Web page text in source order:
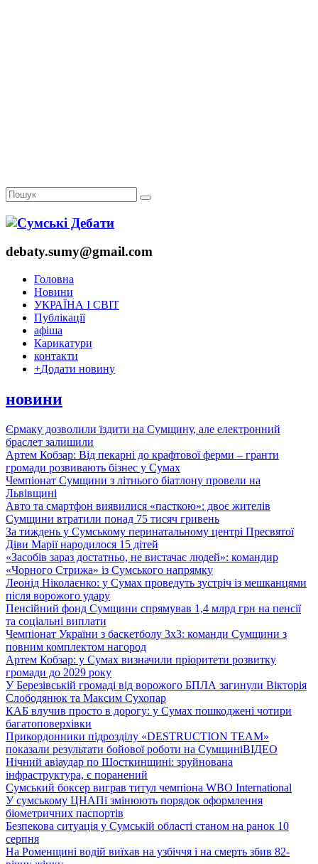
debaty.sumy@gmail.com
Головна
Новини
УКРАЇНА І СВІТ
Публікації
афіша
Карикатури
контакти
+Додати новину
новини
Єрмаку дозволили їздити на Сумщину, але електронний
браслет залишили
Артем Кобзар: Від пекарні до крафтової ферми – гранти
громади розвивають бізнес у Сумах
Чемпіонат Сумщини з літнього біатлону провели на
Львівщині
Авто та смартфон виявилися «пасткою»: двоє жителів
Сумщини втратили понад 75 тисяч гривень
За тиждень у Сумському перинатальному центрі Пресвятої
Діви Марії народилося 15 дітей
«Засобів зараз достатньо, не вистачає людей»: командир
«Чорного Стрижа» із Сумського напрямку
Леонід Ніколаєнко: у Сумах проведуть зустріч із мешканцями
після ворожого удару
Пенсійний фонд Сумщини спрямував 1,4 млрд грн на пенсії
та соціальні виплати
Чемпіонат України з баскетболу 3х3: команди Сумщини з
повним комплектом нагород
Артем Кобзар: у Сумах визначили пріоритети розвитку
громади до 2029 року
У Березівській громаді від ворожого БПЛА загинули Вікторія
Слободянюк та Максим Сухопар
КАБ влучив просто в дорогу: у Сумах пошкоджені чотири
багатоповерхівки
Прикордонники підрозділу «DESTRUCTION TEAM»
показали результати бойової роботи на СумщиніВІДЕО
Нічний авіаудар по Шосткинщині: зруйнована
інфраструктура, є поранений
Сумський боксер виграв титул чемпіона WBO International
У сумському ЦНАПі змінюють порядок оформлення
біометричних паспортів
Безпекова ситуація у Сумській області станом на ранок 10
серпня
На Роменщині водій виїхав на узбіччя і на смерть збив 82-